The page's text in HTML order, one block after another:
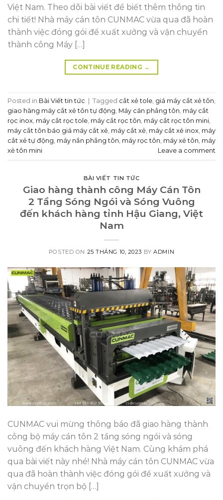
Việt Nam. Theo dõi bài viết để biết thêm thông tin
chi tiết! Nhà máy cán tôn CUNMAC vừa qua đã hoàn
thành việc đóng gói để xuất xưởng và vận chuyển
thành công Máy […]
CONTINUE READING →
Posted in Bài Viết tin tức Tagged cắt xẻ tole, giá máy cắt xẻ tôn,
giao hàng máy cắt xẻ tôn tự động, Máy cán phẳng tôn, máy cắt
rọc inox, máy cắt rọc tole, máy cắt rọc tôn, máy cắt rọc tôn mini,
máy cắt tôn báo giá máy cắt xẻ, máy cắt xẻ, máy cắt xẻ inox, máy
cắt xẻ tự động, máy nắn phẳng tôn, máy rọc tôn, máy xẻ tôn, máy
xẻ tôn mini
Leave a comment
BÀI VIẾT TIN TỨC
Giao hàng thành công Máy Cán Tôn
2 Tầng Sóng Ngói và Sóng Vuông
đến khách hàng tỉnh Hậu Giang, Việt
Nam
POSTED ON 25 THÁNG 10, 2023 BYADMIN
CUNMAC vui mừng thông báo đã giao hàng thành
công bộ máy cán tôn 2 tầng sóng ngói và sóng
vuông đến khách hàng Việt Nam. Cùng khám phá
qua bài viết này nhé! Nhà máy cán tôn CUNMAC vừa
qua đã hoàn thành việc đóng gói để xuất xưởng và
vận chuyển trọn bộ […]